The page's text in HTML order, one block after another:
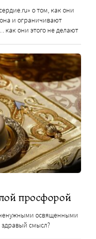
о том, как они
и ограничивают
как они этого не делают
просфорой
освященными
смысл?